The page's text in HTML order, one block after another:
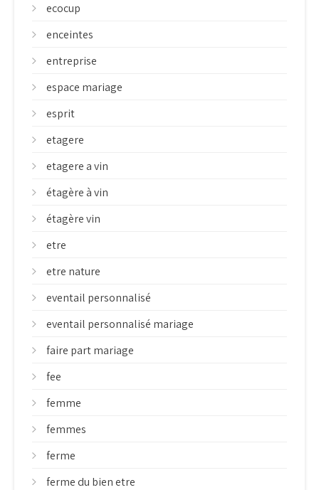
ecocup
enceintes
entreprise
espace mariage
esprit
etagere
etagere a vin
étagère à vin
étagère vin
etre
etre nature
eventail personnalisé
eventail personnalisé mariage
faire part mariage
fee
femme
femmes
ferme
ferme du bien etre